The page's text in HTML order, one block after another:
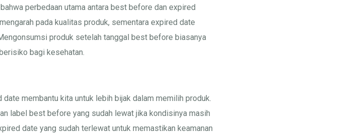
perbedaan utama antara best before dan expired
pada kualitas produk, sementara expired date
produk setelah tanggal best before biasanya
bagi kesehatan.
membantu kita untuk lebih bijak dalam memilih produk.
label best before yang sudah lewat jika kondisinya masih
date yang sudah terlewat untuk memastikan keamanan